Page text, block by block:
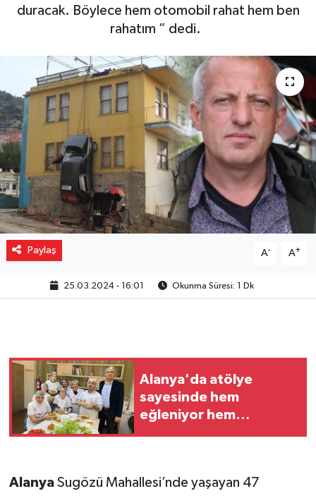
duracak. Böylece hem otomobil rahat hem ben
rahatım ” dedi.
Paylaş A- A+
25.03.2024 - 16:01 Okunma Süresi: 1 Dk
Alanya'da atölye
sayesinde hem
eğleniyor hem
AlanyaSugözü Mahallesi’nde yaşayan 47
Güncel
Politika
Spor
Turizm